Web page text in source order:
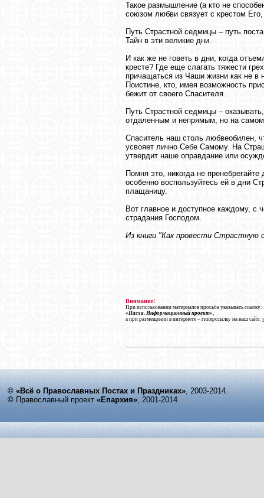
Такое размышление (а кто не
союзом любви связует с крестом
Путь Страстной седмицы – путь
Тайн в эти великие дни.
И как же не говеть в дни, когда
кресте? Где еще слагать тяжести
причащаться из Чаши жизни как не в
Поистине, кто, имея возможность
бежит от своего Спасителя.
Путь Страстной седмицы –
отдаленным и непрямым, но на
Спаситель наш столь любвеобилен,
усвояет лично Себе Самому. На
утвердит наше оправдание или
Помня это, никогда не
особенно воспользуйтесь ей в дни
плащаницу.
Вот главное и доступное каждому, с
страдания Господом.
Из книги "Как провести Страстную
Внимание!
При использовании материалов просьба указывать ссылку:
«Пасха. Информационный проект»,
а при размещении в интернете – гиперссылку на наш сайт:
© «Всё о Православных Постах и Праздниках», 2003-2014.
© Православный проект «Епархия», 2001-2014